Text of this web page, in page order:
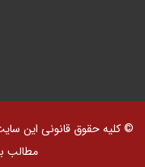
© کلیه حقوق قانونی این
مطالب